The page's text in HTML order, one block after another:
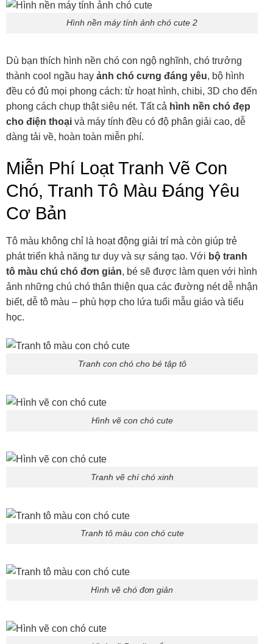
Hình nền máy tính ảnh chó cute 2
Dù bạn thích hình nền chó con ngộ nghĩnh, chó trưởng
thành cool ngầu hay ảnh chó cưng đáng yêu, bộ hình
đều có đủ mọi phong cách: từ hoạt hình, chibi, 3D cho đến
phong cách chụp thật siêu nét. Tất cả hình nền chó đẹp
cho điện thoại và máy tính đều có độ phân giải cao, dễ
dàng tải về, hoàn toàn miễn phí.
Miễn Phí Loạt Tranh Vẽ Con
Chó, Tranh Tô Màu Đáng Yêu
Cơ Bản
Tô màu không chỉ là hoạt động giải trí mà còn giúp trẻ
phát triển khả năng tư duy và sự sáng tạo. Với bộ tranh
tô màu chú chó đơn giản, bé sẽ được làm quen với hình
ảnh những chú chó thân thiện qua các đường nét dễ nhận
biết, dễ tô màu – phù hợp cho lứa tuổi mẫu giáo và tiểu
học.
Tranh con chó cho bé tập tô
Hình vẽ con chó cute
Tranh vẽ chí chó xinh
Tranh tô màu con chó cute
Hình vẽ chó đơn giản